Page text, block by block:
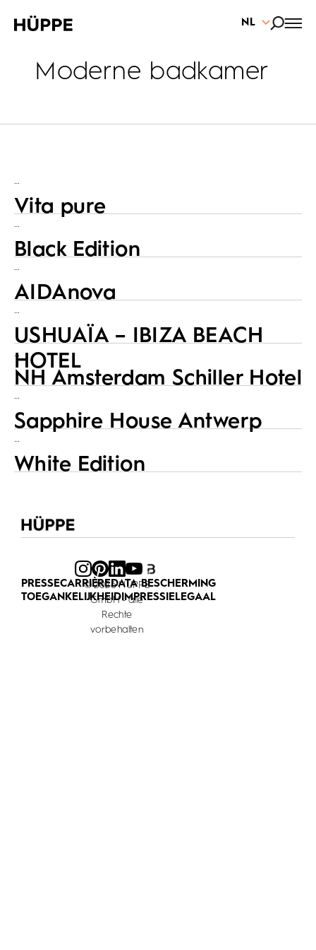
NL
Moderne badkamer
Vita pure
…
Black Edition
…
AIDAnova
…
USHUAÏA – IBIZA BEACH
HOTEL
…
NH Amsterdam Schiller Hotel
…
Sapphire House Antwerp
…
White Edition
…
PRESSECARRIÈREDATA BESCHERMING
TOEGANKELIJKHEIDIMPRESSIELEGAAL
© 2026 HÜPPE
GmbH - alle
Rechte
vorbehalten